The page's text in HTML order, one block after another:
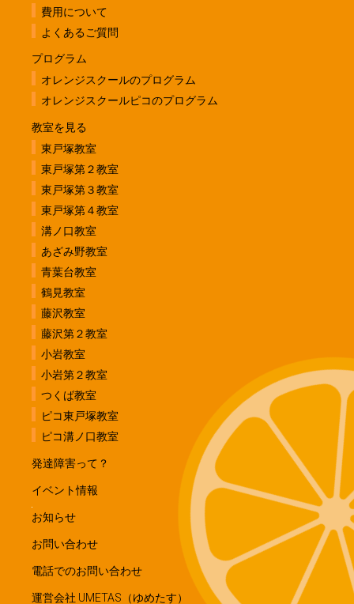
費用について
よくあるご質問
プログラム
オレンジスクールのプログラム
オレンジスクールピコのプログラム
教室を見る
東戸塚教室
東戸塚第２教室
東戸塚第３教室
東戸塚第４教室
溝ノ口教室
あざみ野教室
青葉台教室
鶴見教室
藤沢教室
藤沢第２教室
小岩教室
小岩第２教室
つくば教室
ピコ東戸塚教室
ピコ溝ノ口教室
発達障害って？
イベント情報
お知らせ
お問い合わせ
電話でのお問い合わせ
運営会社 UMETAS（ゆめたす）